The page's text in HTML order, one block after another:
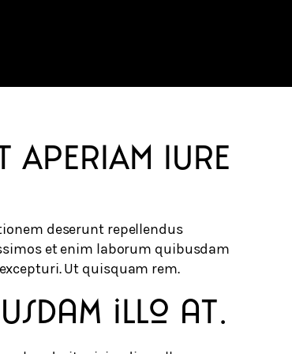
APERIAM IURE
deserunt repellendus
et enim laborum quibusdam
Ut quisquam rem.
illo at.